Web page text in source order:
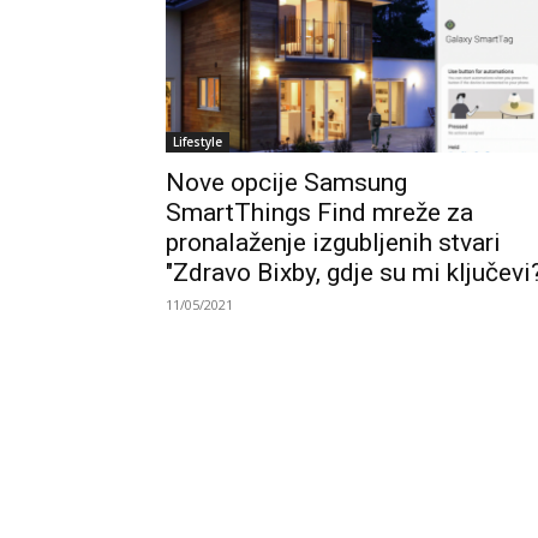
Lifestyle
Nove opcije Samsung
SmartThings Find mreže za
pronalaženje izgubljenih stvari
"Zdravo Bixby, gdje su mi
11/05/2021